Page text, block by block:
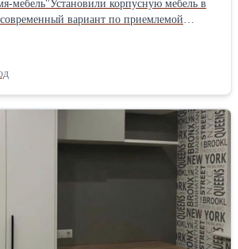
мебель"Установили корпусную мебель в
вариант по приемлемой
стоимости на ваши размеры-оставляйте
#жкзенит
#корпуснаямебельназаказ